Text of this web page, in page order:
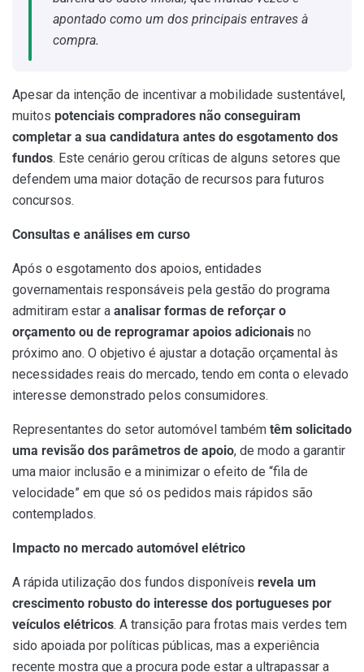
apontado como um dos principais entraves à
compra.
Apesar da intenção de incentivar a mobilidade sustentável,
muitos potenciais compradores não conseguiram
completar a sua candidatura antes do esgotamento dos
fundos. Este cenário gerou críticas de alguns setores que
defendem uma maior dotação de recursos para futuros
concursos.
Consultas e análises em curso
Após o esgotamento dos apoios, entidades
governamentais responsáveis pela gestão do programa
admitiram estar a analisar formas de reforçar o
orçamento ou de reprogramar apoios adicionais no
próximo ano. O objetivo é ajustar a dotação orçamental às
necessidades reais do mercado, tendo em conta o elevado
interesse demonstrado pelos consumidores.
Representantes do setor automóvel também têm solicitado
uma revisão dos parâmetros de apoio, de modo a garantir
uma maior inclusão e a minimizar o efeito de “fila de
velocidade” em que só os pedidos mais rápidos são
contemplados.
Impacto no mercado automóvel elétrico
A rápida utilização dos fundos disponíveis revela um
crescimento robusto do interesse dos portugueses por
veículos elétricos. A transição para frotas mais verdes tem
sido apoiada por políticas públicas, mas a experiência
recente mostra que a procura pode estar a ultrapassar a